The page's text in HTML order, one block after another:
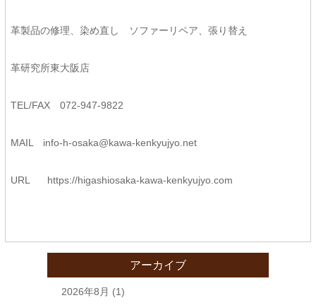
革製品の修理、染め直し ソファーリペア、張り替え
革研究所東大阪店
TEL/FAX 072-947-9822
MAIL info-h-osaka@kawa-kenkyujyo. net
URL https://higashiosaka-kawa-kenkyujyo.com
アーカイブ
2026年8月 (1)